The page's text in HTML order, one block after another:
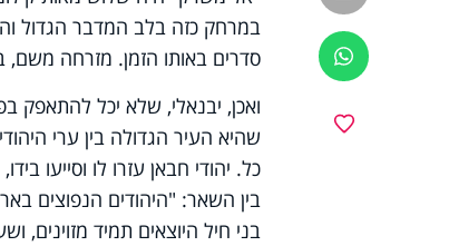
ווטסאפ
במרחק כזה בלב המדבר הגדול
סדרים באותו הזמן. מזרחה משם,
ואכן, יבנאלי, שלא יכל להתאפק
שהיא העיר הגדולה בין ערי
כל. יהודי חבאן עזרו לו וסייעו
בין השאר: "היהודים הנפוצים
בני חיל היוצאים תמיד